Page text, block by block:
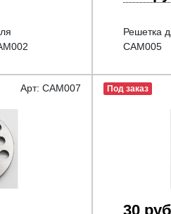
Решетка
CAM005
Арт: CAM007 Под заказ
30 руб